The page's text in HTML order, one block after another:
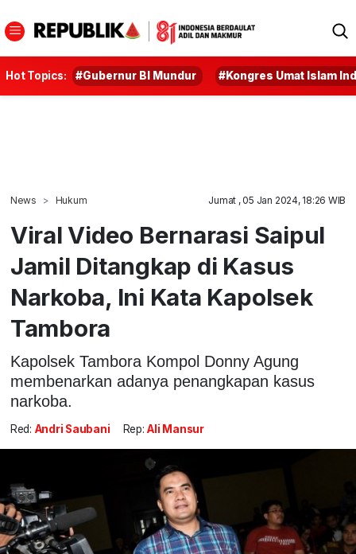
Hot Topics: #Gubernur BI Mundur #Kongres Umat Islam
News Hukum Jumat , 05 Jan 2024, 18:26 WIB
Viral Video Bernarasi Saipul
Jamil Ditangkap di Kasus
Narkoba, Ini Kata Kapolsek
Tambora
Kapolsek Tambora Kompol Donny Agung
membenarkan adanya penangkapan kasus
narkoba.
Red: Andri Saubani Rep: Ali Mansur